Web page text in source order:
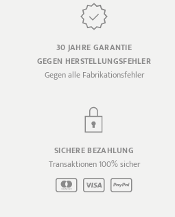
30 JAHRE GARANTIE
GEGEN HERSTELLUNGSFEHLER
Gegen alle Fabrikationsfehler
SICHERE BEZAHLUNG
Transaktionen 100% sicher